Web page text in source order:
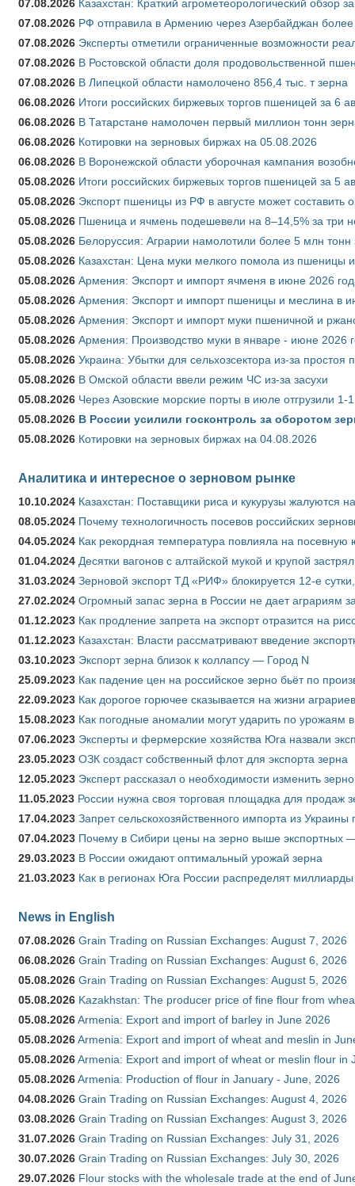
07.08.2026 Казахстан: Краткий агрометеорологический обзор
07.08.2026 РФ отправила в Армению через Азербайджан более
07.08.2026 Эксперты отметили ограниченные возможности
07.08.2026 В Ростовской области доля продовольственной
07.08.2026 В Липецкой области намолочено 856,4 тыс. т зерна
06.08.2026 Итоги российских биржевых торгов пшеницей за 6
06.08.2026 В Татарстане намолочен первый миллион тонн
06.08.2026 Котировки на зерновых биржах на 05.08.2026
06.08.2026 В Воронежской области уборочная кампания
05.08.2026 Итоги российских биржевых торгов пшеницей за 5
05.08.2026 Экспорт пшеницы из РФ в августе может составить
05.08.2026 Пшеница и ячмень подешевели на 8–14,5% за три
05.08.2026 Белоруссия: Аграрии намолотили более 5 млн тонн
05.08.2026 Казахстан: Цена муки мелкого помола из пшеницы
05.08.2026 Армения: Экспорт и импорт ячменя в июне 2026
05.08.2026 Армения: Экспорт и импорт пшеницы и меслина в
05.08.2026 Армения: Экспорт и импорт муки пшеничной и
05.08.2026 Армения: Производство муки в январе - июне 2026
05.08.2026 Украина: Убытки для сельхозсектора из-за простоя
05.08.2026 В Омской области ввели режим ЧС из-за засухи
05.08.2026 Через Азовские морские порты в июле отгрузили
05.08.2026 В России усилили госконтроль за оборотом
05.08.2026 Котировки на зерновых биржах на 04.08.2026
Аналитика и интересное о зерновом рынке
10.10.2024 Казахстан: Поставщики риса и кукурузы жалуются
08.05.2024 Почему технологичность посевов российских
04.05.2024 Как рекордная температура повлияла на
01.04.2024 Десятки вагонов с алтайской мукой и крупой
31.03.2024 Зерновой экспорт ТД «РИФ» блокируется 12-е
27.02.2024 Огромный запас зерна в России не дает аграриям
01.12.2023 Как продление запрета на экспорт отразится на
01.12.2023 Казахстан: Власти рассматривают введение
03.10.2023 Экспорт зерна близок к коллапсу — Город N
25.09.2023 Как падение цен на российское зерно бьёт по
22.09.2023 Как дорогое горючее сказывается на жизни аграриев
15.08.2023 Как погодные аномалии могут ударить по урожаям
07.06.2023 Эксперты и фермерские хозяйства Юга назвали
23.05.2023 ОЗК создаст собственный флот для экспорта зерна
12.05.2023 Эксперт рассказал о необходимости изменить
11.05.2023 России нужна своя торговая площадка для продаж
17.04.2023 Запрет сельскохозяйственного импорта из
07.04.2023 Почему в Сибири цены на зерно выше экспортных
29.03.2023 В России ожидают оптимальный урожай зерна
21.03.2023 Как в регионах Юга России распределят
News in English
07.08.2026 Grain Trading on Russian Exchanges: August 7, 2026
06.08.2026 Grain Trading on Russian Exchanges: August 6, 2026
05.08.2026 Grain Trading on Russian Exchanges: August 5, 2026
05.08.2026 Kazakhstan: The producer price of fine flour from
05.08.2026Armenia: Export and import of barley in June 2026
05.08.2026Armenia: Export and import of wheat and meslin in
05.08.2026Armenia: Export and import of wheat or meslin flour in
05.08.2026Armenia: Production of flour in January - June, 2026
04.08.2026 Grain Trading on Russian Exchanges: August 4, 2026
03.08.2026 Grain Trading on Russian Exchanges: August 3, 2026
31.07.2026 Grain Trading on Russian Exchanges: July 31, 2026
30.07.2026 Grain Trading on Russian Exchanges: July 30, 2026
29.07.2026 Flour stocks with the wholesale trade at the end of